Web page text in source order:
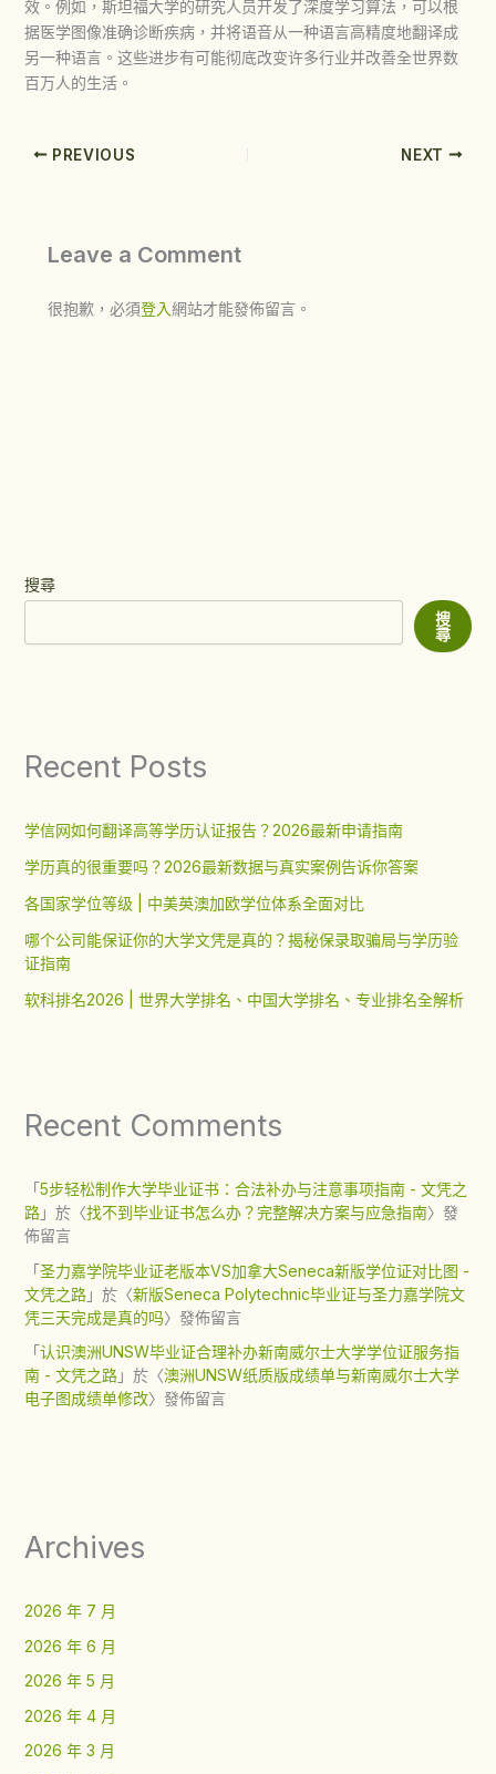
效。例如，斯坦福大学的研究人员开发了深度学习算法，可以根
据医学图像准确诊断疾病，并将语音从一种语言高精度地翻译成
另一种语言。这些进步有可能彻底改变许多行业并改善全世界数
百万人的生活。
PREVIOUS NEXT
Leave a Comment
很抱歉，必須登入網站才能發佈留言。
搜尋
搜
尋
Recent Posts
学信网如何翻译高等学历认证报告？2026最新申请指南
学历真的很重要吗？2026最新数据与真实案例告诉你答案
各国家学位等级 | 中美英澳加欧学位体系全面对比
哪个公司能保证你的大学文凭是真的？揭秘保录取骗局与学历验
证指南
软科排名2026 | 世界大学排名、中国大学排名、专业排名全解析
Recent Comments
「5步轻松制作大学毕业证书：合法补办与注意事项指南 - 文凭之
路」於〈找不到毕业证书怎么办？完整解决方案与应急指南〉發
佈留言
「圣力嘉学院毕业证老版本VS加拿大Seneca新版学位证对比图 -
文凭之路」於〈新版Seneca Polytechnic毕业证与圣力嘉学院文
凭三天完成是真的吗〉發佈留言
「认识澳洲UNSW毕业证合理补办新南威尔士大学学位证服务指
南 - 文凭之路」於〈澳洲UNSW纸质版成绩单与新南威尔士大学
电子图成绩单修改〉發佈留言
Archives
2026 年 7 月
2026 年 6 月
2026 年 5 月
2026 年 4 月
2026 年 3 月